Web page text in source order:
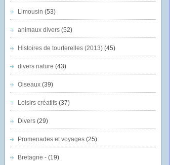
Limousin (53)
animaux divers(52)
Histoires de tourterelles (2013)(45)
divers nature (43)
Oiseaux(39)
Loisirs créatifs(37)
Divers(29)
Promenades et voyages(25)
Bretagne -(19)